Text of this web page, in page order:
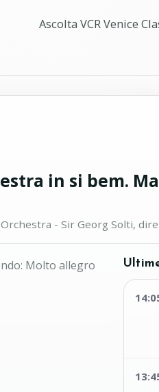
Ascolta VCR Venice
in si bem.
- Sir Georg Solti,
Molto allegro